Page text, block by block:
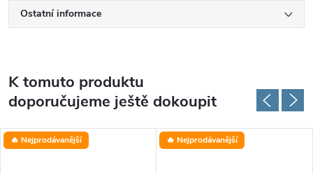
Ostatní informace
K tomuto produktu
doporučujeme ještě dokoupit
🔥 Nejprodávanější 🔥 Nejprodávanější